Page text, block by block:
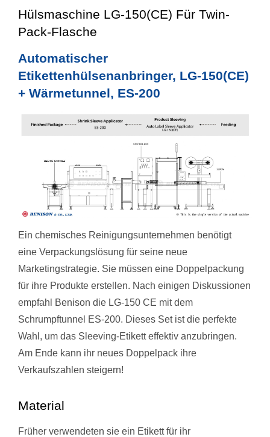
Hülsmaschine LG-150(CE) Für Twin-
Pack-Flasche
Automatischer
Etikettenhülsenanbringer, LG-150(CE)
+ Wärmetunnel, ES-200
Ein chemisches Reinigungsunternehmen benötigt
eine Verpackungslösung für seine neue
Marketingstrategie. Sie müssen eine Doppelpackung
für ihre Produkte erstellen. Nach einigen Diskussionen
empfahl Benison die LG-150 CE mit dem
Schrumpftunnel ES-200. Dieses Set ist die perfekte
Wahl, um das Sleeving-Etikett effektiv anzubringen.
Am Ende kann ihr neues Doppelpack ihre
Verkaufszahlen steigern!
Material
Früher verwendeten sie ein Etikett für ihr